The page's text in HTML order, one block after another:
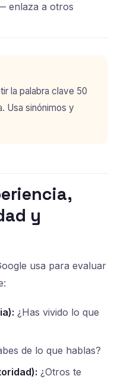
enlaza a otros
la palabra clave 50
Usa sinónimos y
y
usa para evaluar
¿Has vivido lo que
de lo que hablas?
¿Otros te